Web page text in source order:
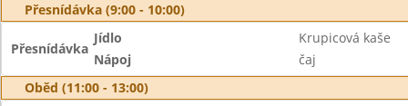
Přesnídávka (9:00 - 10:00)
Přesnídávka
Jídlo
Krupicová kaše
Nápoj
čaj
Oběd (11:00 - 13:00)